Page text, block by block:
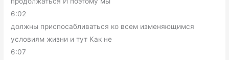
6:02
должны приспосабливаться ко всем изменяющимся
условиям жизни и тут Как не
6:07